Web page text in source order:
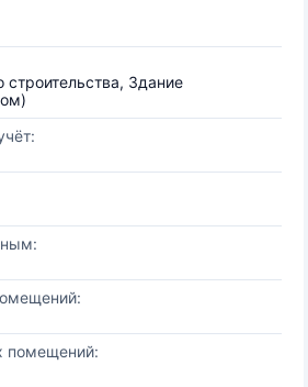
строительства, Здание
помещений: